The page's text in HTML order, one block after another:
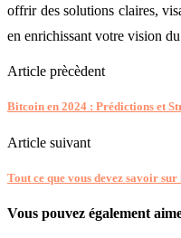
offrir des solutions claires,
en enrichissant votre vision
Article prècèdent
Bitcoin en 2024 : Prédictions et
Article suivant
Tout ce que vous devez savoir sur
Vous pouvez également